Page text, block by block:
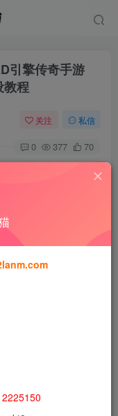
引擎传奇手游
教程
关注 私信
0 377 70
钻石会员 免费
学习研究使用，请在下
24h内删除，谢谢合作！
运营与违法、侵权